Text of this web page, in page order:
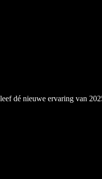
dé nieuwe ervaring van